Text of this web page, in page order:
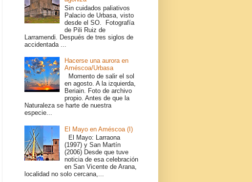
Sin cuidados paliativos
Palacio de Urbasa, visto
desde el SO. Fotografía
de Pili Ruiz de
Larramendi. Después de tres siglos de
accidentada ...
Hacerse una aurora en
Améscoa/Urbasa
Momento de salir el sol
en agosto. A la izquierda,
Beriain. Foto de archivo
propio. Antes de que la
Naturaleza se harte de nuestra
especie...
El Mayo en Améscoa (I)
El Mayo: Larraona
(1997) y San Martín
(2006) Desde que tuve
noticia de esa celebración
en San Vicente de Arana,
localidad no solo cercana,...